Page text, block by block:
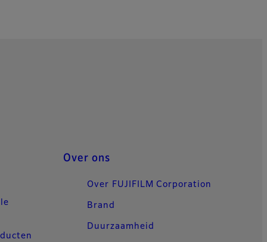
Over ons
Over FUJIFILM Corporation
Brand
Duurzaamheid